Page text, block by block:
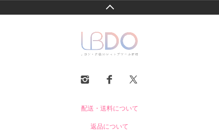
配送・送料について
返品について